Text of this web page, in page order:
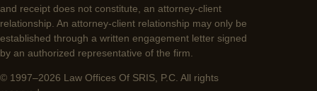
and receipt does not constitute, an attorney-client
relationship. An attorney-client relationship may only be
established through a written engagement letter signed
by an authorized representative of the firm.
© 1997–2026 Law Offices Of SRIS, P.C. All rights